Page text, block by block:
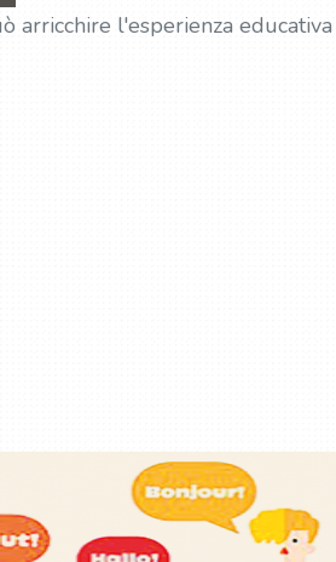
arricchire l'esperienza